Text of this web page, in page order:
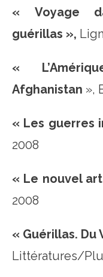
« Voyage
guérillas »,
«
Afghanistan »,
« Les guerres
2008
« Le nouvel
2008
« Guérillas. Du
Littératures/